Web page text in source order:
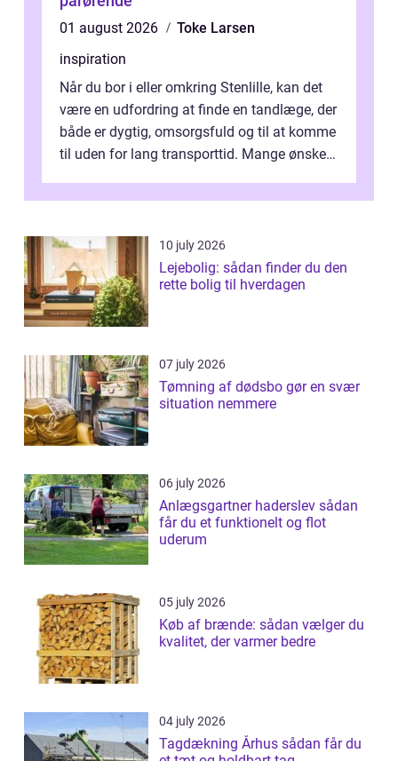
01 august 2026
Toke Larsen
inspiration
Når du bor i eller omkring Stenlille, kan det
være en udfordring at finde en tandlæge, der
både er dygtig, omsorgsfuld og til at komme
til uden for lang transporttid. Mange ønsker
10 july 2026
Lejebolig: sådan finder du den
rette bolig til hverdagen
07 july 2026
Tømning af dødsbo gør en svær
situation nemmere
06 july 2026
Anlægsgartner haderslev sådan
får du et funktionelt og flot
uderum
05 july 2026
Køb af brænde: sådan vælger du
kvalitet, der varmer bedre
04 july 2026
Tagdækning Århus sådan får du